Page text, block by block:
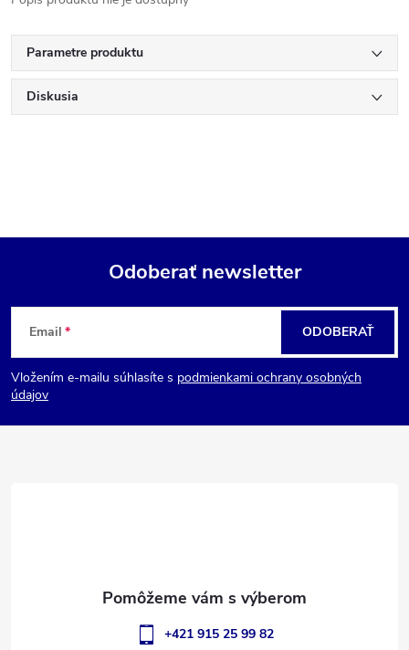
Parametre produktu
Diskusia
Z
á
p
Odoberať newsletter
Email
Vložením e-mailu súhlasíte s podmienkami ochrany osobných
údajov
ODOBERAŤ
+421 915 25 99 82